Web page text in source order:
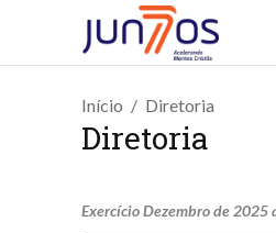
Início Diretoria
Diretoria
Exercício Dezembro de 2025